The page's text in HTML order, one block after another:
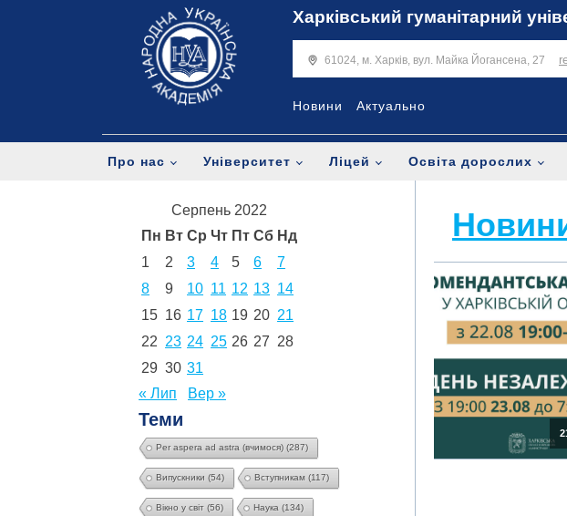
Харківський гуманітарний
61024, м. Харків, вул. Майка Йогансена, 27
Новини Актуально
Про нас Університет Ліцей Освіта дорослих
Серпень 2022
Пн Вт Ср Чт Пт Сб Нд
1
2 3 4 5 6
7
8
9 10 11 12 13 14
15 16 17 18 19 20 21
22 23 24 25 26 27 28
29 30 31
« Лип
Вер »
Теми
Per aspera ad astra (вчимося) (287)
Випускники (54) Вступникам (117)
Вікно у світ (56) Наука (134)